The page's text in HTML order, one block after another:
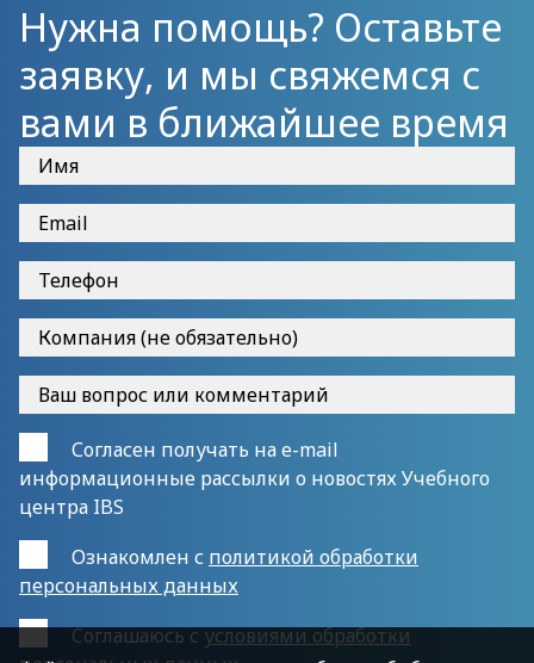
Нужна помощь? Оставьте
заявку, и мы свяжемся с
вами в ближайшее время
Согласен получать на e-mail
информационные рассылки о новостях Учебного
центра IBS
Ознакомлен с политикой обработки
персональных данных
Cоглашаюсь сусловиями обработки